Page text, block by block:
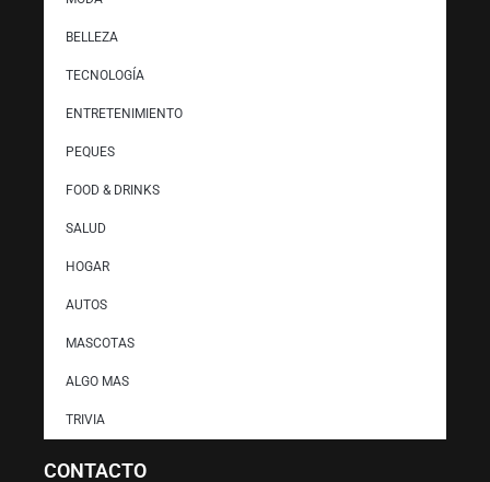
BELLEZA
TECNOLOGÍA
ENTRETENIMIENTO
PEQUES
FOOD & DRINKS
SALUD
HOGAR
AUTOS
MASCOTAS
ALGO MAS
TRIVIA
CONTACTO